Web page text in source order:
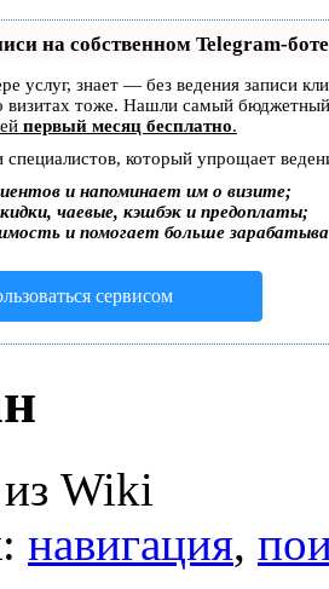
на собственном Telegram-боте
услуг, знает — без ведения записи
визитах тоже. Нашли самый
первый месяц бесплатно.
который упрощает
и напоминает им о визите;
чаевые, кэшбэк и предоплаты;
и помогает больше
сервисом
Wiki
навигация,